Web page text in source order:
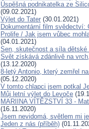
Úspěšná podnikatelka ze
(09.02.2021)
Výlet do Tater (30.01.2021)
Dokumentární film
Prolife / Jak jsem vůbec
(04.01.2021)
Sen, skutečnost a síla dětské
Svět získává zdánlivě na
(13.12.2020)
8-letý Antonio, který zemřel
(05.12.2020)
V tomto chlapci jsem potkal
Můj letní výlet do Levoče
MARIINA VÍTĚZSTVÍ 33 -
(16.11.2020)
Jsem nevidomá, světlem mi
Jeden z nás (příběh)